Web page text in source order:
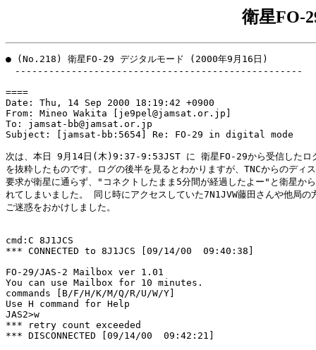
衛星FO-
● (No.218) 衛星FO-29 デジタルモード (2000年9月16日)
---------------------------------------------------
====
Date: Thu, 14 Sep 2000 18:19:42 +0900
From: Mineo Wakita [je9pel@jamsat.or.jp]
To: jamsat-bb@jamsat.or.jp
Subject: [jamsat-bb:5654] Re: FO-29 in digital mode
次は、本日 9月14日(木)9:37-9:53JST に 衛星FO-29から受信したロ
を抜粋したものです。ログの後半を見るとわかりますが、TNCからのディ
要求が衛星に通らず、"コネクトしたまま5分間が経過したよー"と衛星か
れてしまいました。 同じ時にアクセスしていた7N1JVW藤田さんや他局の
ご迷惑をおかけしました。
cmd:C 8J1JCS
*** CONNECTED to 8J1JCS [09/14/00  09:40:38]
FO-29/JAS-2 Mailbox ver 1.01
You can use Mailbox for 10 minutes.
commands [B/F/H/K/M/Q/R/U/W/Y]
Use H command for Help
JAS2>w
*** retry count exceeded
*** DISCONNECTED [09/14/00  09:42:21]